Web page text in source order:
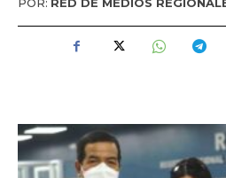
POR: RED DE MEDIOS